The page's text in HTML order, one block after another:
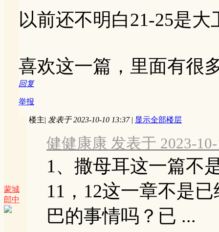
以前还不明白21-25是
喜欢这一篇，里面有很
回复
举报
蒙城
郎中
楼主| 发表于 2023-10-10 13:37 | 显示全部楼层
健健康康 发表于 2023-
1、撒母耳这一篇不
11，12这一章不是
巴的事情吗？已 ...